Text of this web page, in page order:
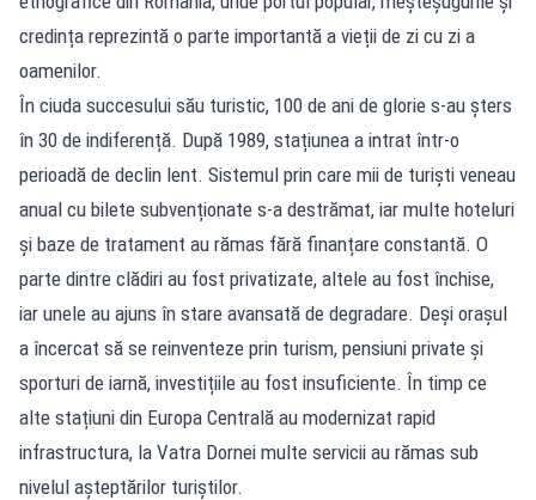
credința reprezintă o parte importantă a vieții de zi cu zi a
oamenilor.
În ciuda succesului său turistic, 100 de ani de glorie s-au șters
în 30 de indiferență. După 1989, stațiunea a intrat într-o
perioadă de declin lent. Sistemul prin care mii de turiști veneau
anual cu bilete subvenționate s-a destrămat, iar multe hoteluri
și baze de tratament au rămas fără finanțare constantă. O
parte dintre clădiri au fost privatizate, altele au fost închise,
iar unele au ajuns în stare avansată de degradare. Deși orașul
a încercat să se reinventeze prin turism, pensiuni private și
sporturi de iarnă, investițiile au fost insuficiente. În timp ce
alte stațiuni din Europa Centrală au modernizat rapid
infrastructura, la Vatra Dornei multe servicii au rămas sub
nivelul așteptărilor turiștilor.